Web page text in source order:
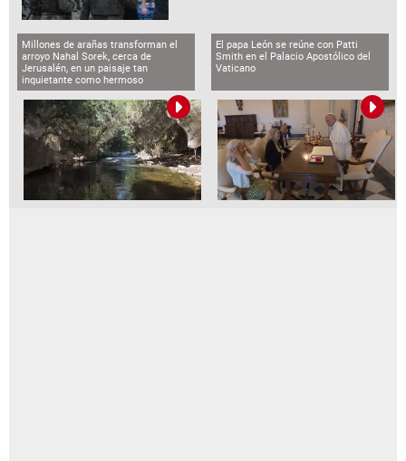
Millones de arañas transforman el
arroyo Nahal Sorek, cerca de
Jerusalén, en un paisaje tan
inquietante como hermoso
El papa León se reúne con Patti
Smith en el Palacio Apostólico del
Vaticano